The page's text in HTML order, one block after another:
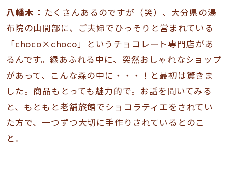
八幡木： たくさんあるのですが（笑）、大分県の湯
布院の山間部に、ご夫婦でひっそりと営まれている
「choco×choco」というチョコレート専門店があ
るんです。緑あふれる中に、突然おしゃれなショップ
があって、こんな森の中に・・・！と最初は驚きま
した。商品もとっても魅力的で。お話を聞いてみる
と、もともと老舗旅館でショコラティエをされてい
た方で、一つずつ大切に手作りされているとのこ
と。